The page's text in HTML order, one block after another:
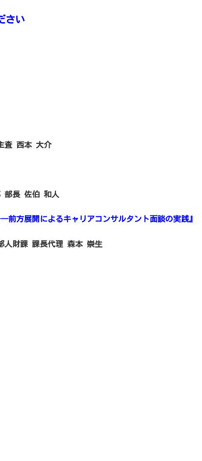
さい
査 西本 大介
部長 佐伯 和人
方展開によるキャリアコンサルタント面談の実践』
人財課 課長代理 森本 崇生